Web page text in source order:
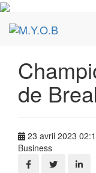
de
23 avril 2023
Business